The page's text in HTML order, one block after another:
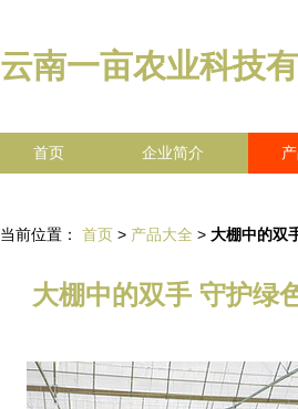
云南一亩农业科技
首页 企业简介
当前位置： 首页 > 产品大全 > 大棚中的双
大棚中的双手 守护绿